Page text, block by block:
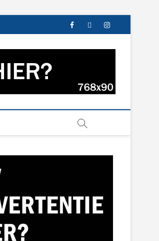
facebooktwitterinstagram
en